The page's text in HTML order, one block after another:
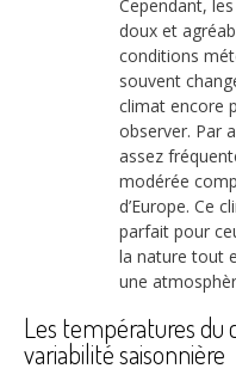
Cependant,
doux et
conditions
souvent
climat encore
observer. Par
assez
modérée
d’Europe. Ce
parfait pour
la nature tout
une
Les températures du
variabilité saisonnière